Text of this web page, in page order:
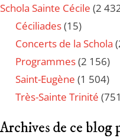
Schola Sainte Cécile (2
Céciliades(15)
Concerts de la Schola
Programmes(2 156)
Saint-Eugène (1 504)
Très-Sainte Trinité
Archives de ce blog